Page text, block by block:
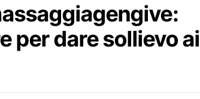
per dare sollievo ai